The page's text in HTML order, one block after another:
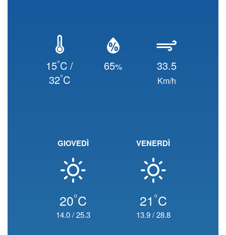
15°C /
32°C
65% 33.5
Km/h
GIOVEDÌ
20°C
14.0/25.3
VENERDÌ
21 °C
13.9/28.8